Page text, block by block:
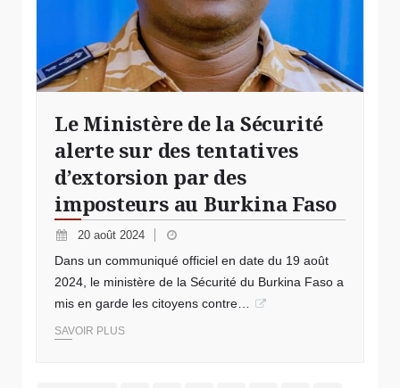
Le Ministère de la Sécurité
alerte sur des tentatives
d’extorsion par des
imposteurs au Burkina Faso
20 août 2024
Dans un communiqué officiel en date du 19 août
2024, le ministère de la Sécurité du Burkina Faso a
mis en garde les citoyens contre…
SAVOIR PLUS